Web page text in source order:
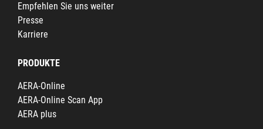
Empfehlen Sie uns weiter
Presse
Karriere
PRODUKTE
AERA-Online
AERA-Online Scan App
AERA plus